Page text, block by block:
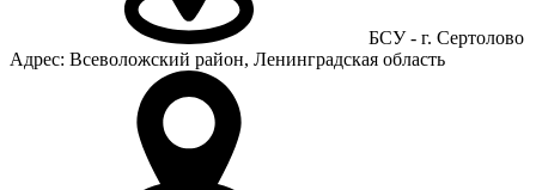
БСУ - г. Сертолово
Адрес: Всеволожский район, Ленинградская область